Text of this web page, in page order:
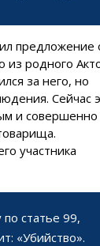
предложение
из родного
за него, но
Сейчас
и совершенно
участника
по статье 99,
«Убийство».